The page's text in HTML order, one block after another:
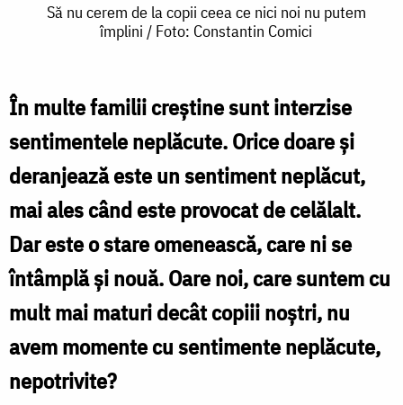
de
la
copii
ceea
noi
nu
putem
împlini
Să nu cerem de la copii ceea ce nici noi nu putem
împlini / Foto: Constantin Comici
În multe familii creştine sunt interzise
sentimentele neplăcute. Orice doare şi
deranjează este un sentiment neplăcut,
mai ales când este provocat de celălalt.
Dar este o stare omenească, care ni se
întâmplă şi nouă. Oare noi, care suntem cu
mult mai maturi decât copiii noştri, nu
avem momente cu sentimente neplăcute,
nepotrivite?